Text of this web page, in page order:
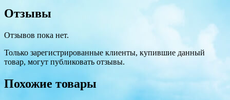
Отзывы
Отзывов пока нет.
Только зарегистрированные клиенты, купившие данный
товар, могут публиковать отзывы.
Похожие товары